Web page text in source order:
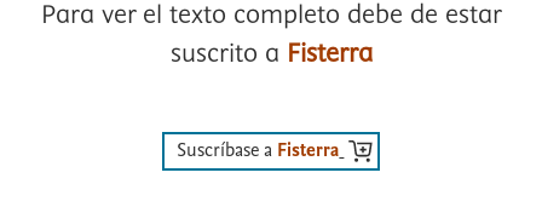
Términos y condiciones
Política de privacidad
Para ver el texto completo debe de estar
suscrito a Fisterra
Suscríbase a Fisterra